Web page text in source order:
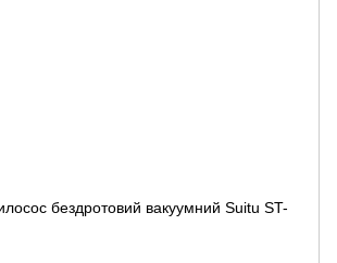
бездротовий вакуумний Suitu ST-